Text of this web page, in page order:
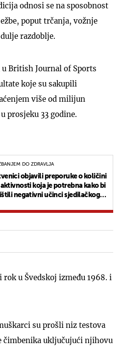
odnosi se na sposobnost
poput trčanja, vožnje
razdoblje.
British Journal of Sports
koje su sakupili
više od milijun
prosjeku 33 godine.
DO ZDRAVLJA
objavili preporuke o količini
koja je potrebna kako bi
negativni učinci sjedilačkog
u Švedskoj između 1968. i
su prošli niz testova
uključujući njihovu